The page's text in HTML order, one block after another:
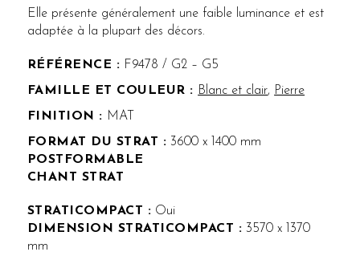
Elle présente généralement une faible luminance et est
adaptée à la plupart des décors.
RÉFÉRENCE : F9478 / G2 – G5
Blanc et clair, Pierre
FINITION : MAT
FORMAT DU STRAT : 3600 x 1400 mm
POSTFORMABLE
CHANT STRAT
STRATICOMPACT : Oui
DIMENSION STRATICOMPACT : 3570 x 1370
mm